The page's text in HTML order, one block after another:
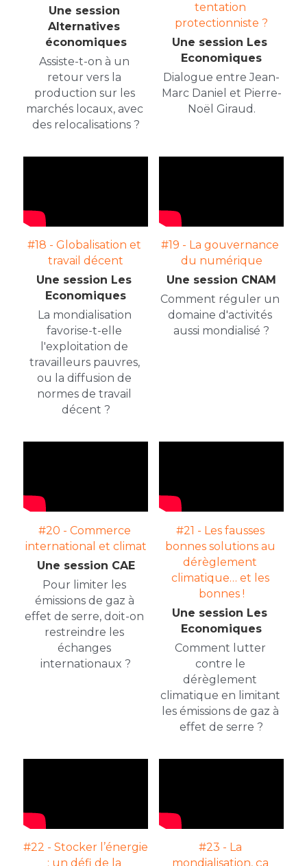
Une session
Alternatives
économiques
Assiste-t-on à un
retour vers la
production sur les
marchés locaux, avec
des relocalisations ?
tentation
protectionniste ?
Une session Les
Economiques
Dialogue entre Jean-
Marc Daniel et Pierre-
Noël Giraud.
#18 - Globalisation et
travail décent
Une session Les
Economiques
La mondialisation
favorise-t-elle
l'exploitation de
travailleurs pauvres,
ou la diffusion de
normes de travail
décent ?
#19 - La gouvernance
du numérique
Une session CNAM
Comment réguler un
domaine d'activités
aussi mondialisé ?
#20 - Commerce
international et climat
Une session CAE
Pour limiter les
émissions de gaz à
effet de serre, doit-on
restreindre les
échanges
internationaux ?
#21 - Les fausses
bonnes solutions au
dérèglement
climatique… et les
bonnes !
Une session Les
Economiques
Comment lutter
contre le
dérèglement
climatique en limitant
les émissions de gaz à
effet de serre ?
#22 - Stocker l’énergie
: un défi de la
#23 - La
mondialisation, ça